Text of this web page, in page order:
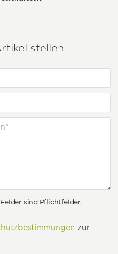
stellen
sind Pflichtfelder.
zur